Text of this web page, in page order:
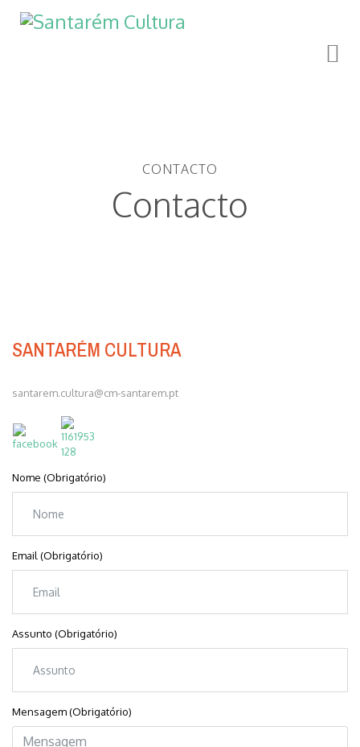
CONTACTO
Contacto
SANTARÉM CULTURA
santarem.cultura@cm-santarem.pt
Nome (Obrigatório)
Email (Obrigatório)
Assunto (Obrigatório)
Mensagem (Obrigatório)